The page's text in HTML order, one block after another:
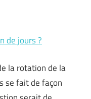
de jours ?
la rotation de la
se fait de façon